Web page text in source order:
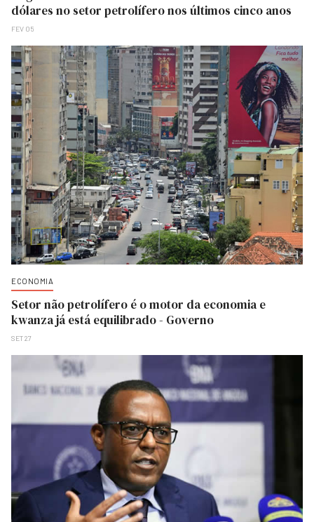
Angola com investimentos de 50 mil milhões de
dólares no setor petrolífero nos últimos cinco anos
FEV 05
Setor não petrolífero é o motor da economia e
kwanza já está equilibrado - Governo
SET 27